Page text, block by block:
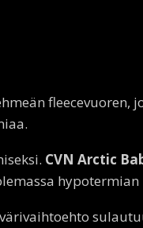
fleecevuoren,
CVN Arctic
hypotermian